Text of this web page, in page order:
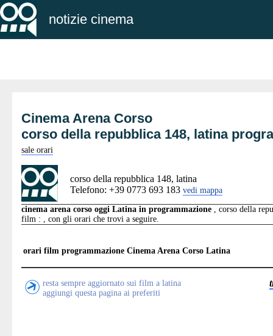
notizie cinema
Cinema Arena Corso
corso della repubblica 148, latina
sale orari
corso della repubblica 148, latina
Telefono: +39 0773 693 183 vedi mappa
cinema arena corso oggi Latina in programmazione , corso della
film : , con gli orari che trovi a seguire.
orari film programmazione Cinema Arena Corso Latina
resta sempre aggiornato sui film a latina
aggiungi questa pagina ai preferiti